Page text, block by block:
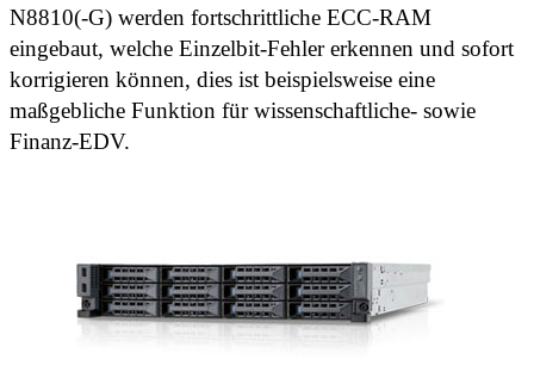
N8810(-G) werden fortschrittliche ECC-RAM
eingebaut, welche Einzelbit-Fehler erkennen und sofort
korrigieren können, dies ist beispielsweise eine
maßgebliche Funktion für wissenschaftliche- sowie
Finanz-EDV.